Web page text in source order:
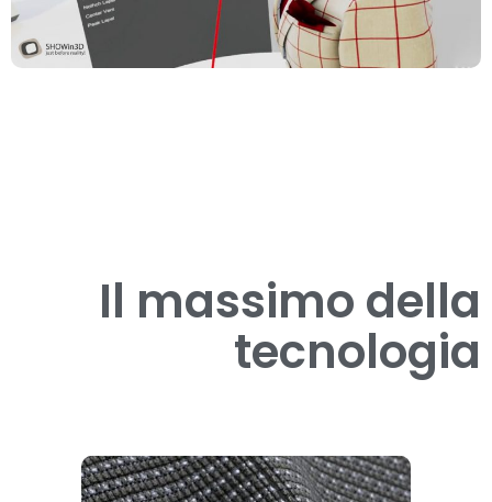
Il massimo della
tecnologia